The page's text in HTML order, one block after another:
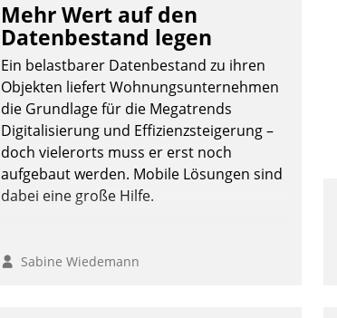
Mehr Wert auf den
Datenbestand legen
Ein belastbarer Datenbestand zu ihren
Objekten liefert Wohnungsunternehmen
die Grundlage für die Megatrends
Digitalisierung und Effizienzsteigerung –
doch vielerorts muss er erst noch
aufgebaut werden. Mobile Lösungen sind
dabei eine große Hilfe.
Sabine Wiedemann